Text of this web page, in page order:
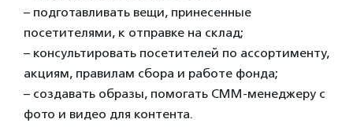
– подготавливать вещи, принесенные
посетителями, к отправке на склад;
– консультировать посетителей по ассортименту,
акциям, правилам сбора и работе фонда;
– создавать образы, помогать СММ-менеджеру с
фото и видео для контента.